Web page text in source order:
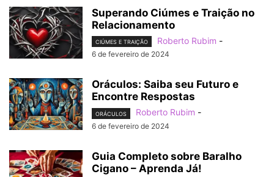
Superando Ciúmes e Traição no
Relacionamento
CIÚMES E TRAIÇÃO Roberto Rubim -
6 de fevereiro de 2024
Oráculos: Saiba seu Futuro e
Encontre Respostas
ORÁCULOS Roberto Rubim -
6 de fevereiro de 2024
Guia Completo sobre Baralho
Cigano – Aprenda Já!